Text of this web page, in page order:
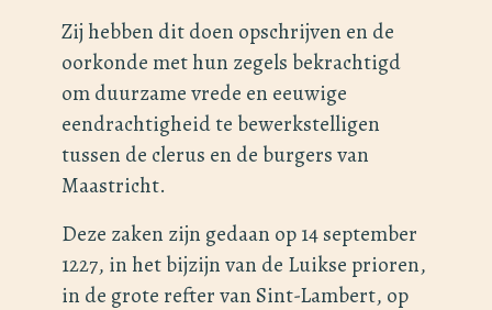
Zij hebben dit doen opschrijven en de
oorkonde met hun zegels bekrachtigd
om duurzame vrede en eeuwige
eendrachtigheid te bewerkstelligen
tussen de clerus en de burgers van
Maastricht.
Deze zaken zijn gedaan op 14 september
1227, in het bijzijn van de Luikse prioren,
in de grote refter van Sint-Lambert, op